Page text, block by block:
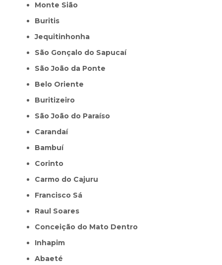
Monte Sião
Buritis
Jequitinhonha
São Gonçalo do Sapucaí
São João da Ponte
Belo Oriente
Buritizeiro
São João do Paraíso
Carandaí
Bambuí
Corinto
Carmo do Cajuru
Francisco Sá
Raul Soares
Conceição do Mato Dentro
Inhapim
Abaeté